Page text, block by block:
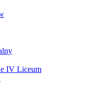
IV Liceum